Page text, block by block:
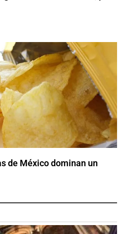
de México dominan un